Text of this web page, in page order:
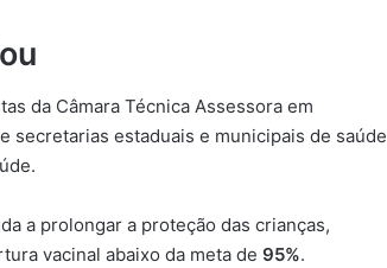
da Câmara Técnica Assessora em
secretarias estaduais e municipais de saúde
a prolongar a proteção das crianças,
vacinal abaixo da meta de95%.